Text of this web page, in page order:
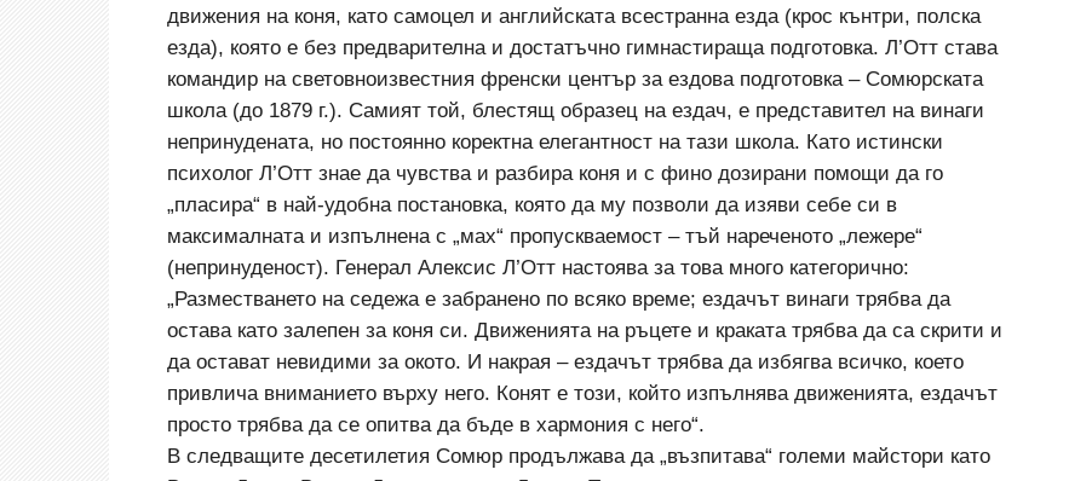
движения на коня, като самоцел и английската всестранна езда (крос кънтри, полска
езда), която е без предварителна и достатъчно гимнастираща подготовка. Л’Отт става
командир на световноизвестния френски център за ездова подготовка – Сомюрската
школа (до 1879 г.). Самият той, блестящ образец на ездач, е представител на винаги
непринудената, но постоянно коректна елегантност на тази школа. Като истински
психолог Л’Отт знае да чувства и разбира коня и с фино дозирани помощи да го
„пласира“ в най-удобна постановка, която да му позволи да изяви себе си в
максималната и изпълнена с „мах“ пропускваемост – тъй нареченото „лежере“
(непринуденост). Генерал Алексис Л’Отт настоява за това много категорично:
„Разместването на седежа е забранено по всяко време; ездачът винаги трябва да
остава като залепен за коня си. Движенията на ръцете и краката трябва да са скрити и
да остават невидими за окото. И накрая – ездачът трябва да избягва всичко, което
привлича вниманието върху него. Конят е този, който изпълнява движенията, ездачът
просто трябва да се опитва да бъде в хармония с него“.
В следващите десетилетия Сомюр продължава да „възпитава“ големи майстори като